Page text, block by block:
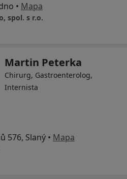
• Mapa
spol. s r.o.
Martin Peterka
Chirurg, Gastroenterolog,
Internista
576, Slaný • Mapa